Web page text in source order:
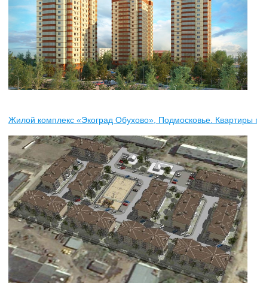
Жилой комплекс «Экоград Обухово», Подмосковье. Квартиры